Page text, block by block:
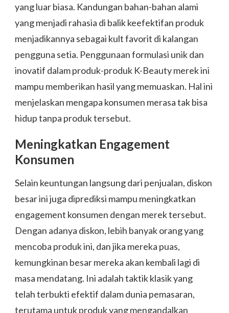
yang luar biasa. Kandungan bahan-bahan alami
yang menjadi rahasia di balik keefektifan produk
menjadikannya sebagai kult favorit di kalangan
pengguna setia. Penggunaan formulasi unik dan
inovatif dalam produk-produk K-Beauty merek ini
mampu memberikan hasil yang memuaskan. Hal ini
menjelaskan mengapa konsumen merasa tak bisa
hidup tanpa produk tersebut.
Meningkatkan Engagement
Konsumen
Selain keuntungan langsung dari penjualan, diskon
besar ini juga diprediksi mampu meningkatkan
engagement konsumen dengan merek tersebut.
Dengan adanya diskon, lebih banyak orang yang
mencoba produk ini, dan jika mereka puas,
kemungkinan besar mereka akan kembali lagi di
masa mendatang. Ini adalah taktik klasik yang
telah terbukti efektif dalam dunia pemasaran,
terutama untuk produk yang mengandalkan